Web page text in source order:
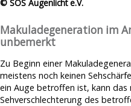
Schlechte
Je älter, desto eher von
© SOS Augenlicht e.V.
Makuladegeneration im
unbemerkt
Zu Beginn einer
meistens noch keinen
ein Auge betroffen ist, kann das
Sehverschlechterung des